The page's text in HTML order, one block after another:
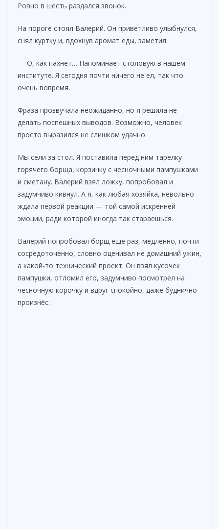
Ровно в шесть раздался звонок.
На пороге стоял Валерий. Он приветливо улыбнулся,
снял куртку и, вдохнув аромат еды, заметил:
— О, как пахнет… Напоминает столовую в нашем
институте. Я сегодня почти ничего не ел, так что
очень вовремя.
Фраза прозвучала неожиданно, но я решила не
делать поспешных выводов. Возможно, человек
просто выразился не слишком удачно.
Мы сели за стол. Я поставила перед ним тарелку
горячего борща, корзинку с чесночными пампушками
и сметану. Валерий взял ложку, попробовал и
задумчиво кивнул. А я, как любая хозяйка, невольно
ждала первой реакции — той самой искренней
эмоции, ради которой иногда так стараешься.
Валерий попробовал борщ ещё раз, медленно, почти
сосредоточенно, словно оценивал не домашний ужин,
а какой-то технический проект. Он взял кусочек
пампушки, отломил его, задумчиво посмотрел на
чесночную корочку и вдруг спокойно, даже буднично
произнёс: